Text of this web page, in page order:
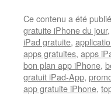
Ce contenu a été
gratuite iPhone du jour,
iPad gratuite,
apps gratuites, apps
bon plan app iPhone,
gratuit iPad-App,
app gratuite iPhone,